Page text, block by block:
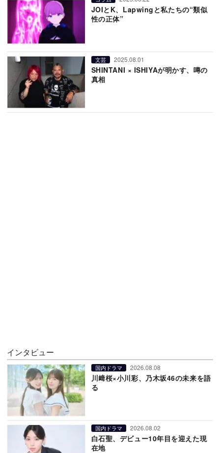
JOIとK、Lapwingと私たちの“類似
性の正体”
文芸 2025.08.01
SHINTANI × ISHIYAが明かす、噂の
真相
インタビュー
国内ドラマ 2026.08.08
川﨑桜×小川彩、乃木坂46の未来を語
る
国内ドラマ 2026.08.02
白石聖、デビュー10年目を迎えた現
在地